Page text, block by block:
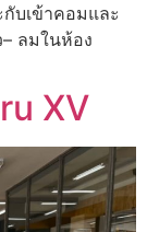
บเข้าคอมและ
ลมในห้อง
XV